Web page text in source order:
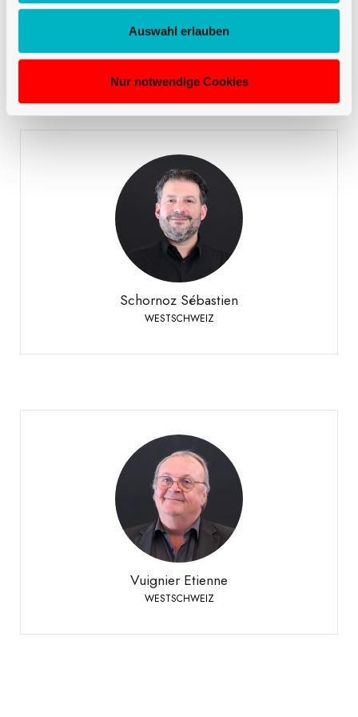
Auswahl erlauben
Nur notwendige Cookies
VERKAUF DEUTSCHSCHWEIZ
Schornoz Sébastien
WESTSCHWEIZ
Schornoz Sébastien
WESTSCHWEIZ
Telefon:
+41 79 508 63 97
Vuignier Etienne
WESTSCHWEIZ
Vuignier Etienne
WESTSCHWEIZ
Telefon:
+41 79 310 92 42